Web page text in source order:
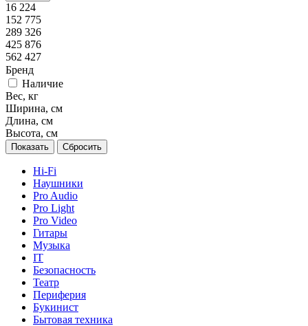
16 224
152 775
289 326
425 876
562 427
Бренд
Наличие
Вес, кг
Ширина, см
Длина, см
Высота, см
Сбросить
Hi-Fi
Наушники
Pro Audio
Pro Light
Pro Video
Гитары
Музыка
IT
Безопасность
Театр
Периферия
Букинист
Бытовая техника